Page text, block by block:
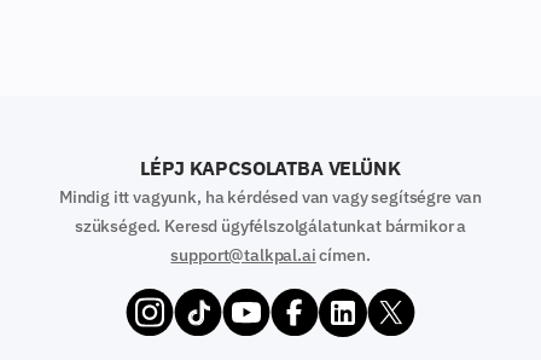
LÉPJ KAPCSOLATBA VELÜNK
Mindig itt vagyunk, ha kérdésed van vagy segítségre van
szükséged. Keresd ügyfélszolgálatunkat bármikor a
support@talkpal.aicímen.